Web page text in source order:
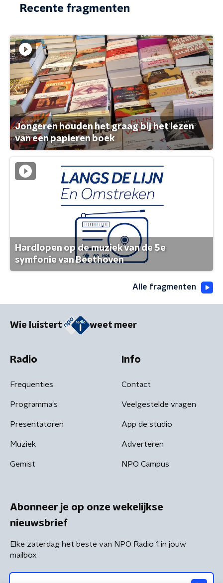
Recente fragmenten
Jongeren houden het graag bij het lezen
van een papieren boek
Hardlopen op de muziek van de 5e
symfonie van Beethoven
Alle fragmenten
Wie luistert weet meer
Radio
Frequenties
Programma's
Presentatoren
Muziek
Gemist
Info
Contact
Veelgestelde vragen
App de studio
Adverteren
NPO Campus
Abonneer je op onze wekelijkse
nieuwsbrief
Elke zaterdag het beste van NPO Radio 1 in jouw
mailbox